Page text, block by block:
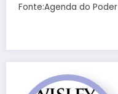
Fonte:Agenda do Poder